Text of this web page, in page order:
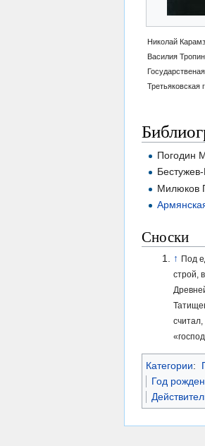
Николай
Василия
Государственая
Третьяковская
Погодин
Милюков
Сноски
↑
Под
строй,
Категории:
Год